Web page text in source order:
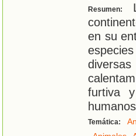
Resumen:
en su
furtiva
Temática: